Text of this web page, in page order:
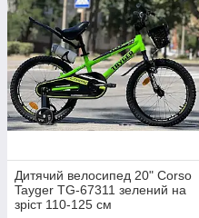
Дитячий велосипед 20" Corso
Tayger TG-67311 зелений на
зріст 110-125 см